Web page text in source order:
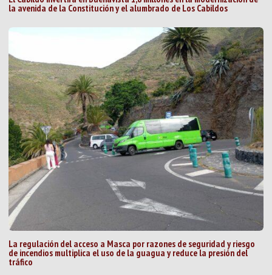
la avenida de la Constitución y el alumbrado de Los Cabildos
La regulación del acceso a Masca por razones de seguridad y riesgo
de incendios multiplica el uso de la guagua y reduce la presión del
tráfico